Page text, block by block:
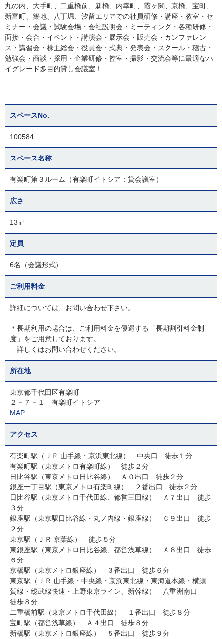
丸の内、大手町、二重橋前、新橋、内幸町、霞ヶ関、京橋、宝町、
新富町、築地、八丁堀、汐留エリアでの社員研修・講座・教室・セ
ミナー・会議・試験会場・会社説明会・ミーティング・各種研修・
面接・会合・イベント・講演会・展示会・販売会・カンファレン
ス・講習会・株主総会・役員会・式典・発表会・スクール・稽古・
勉強会・商談・採用・企業研修・控室・撮影・交流会等に最適なハ
イグレード多目的貸し会議室！
スペースNo.
100584
スペース名称
有楽町第３ルーム（有楽町イトシア：貸会議室）
広さ
13㎡
定員
6名（会議形式）
ご利用料金
詳細については、お問い合わせ下さい。
＊長期利用の場合は、ご利用料金を優遇する「長期割引料金制
度」をご用意しております。
詳しくはお問い合わせください。
所在地
東京都千代田区有楽町
２－７－１ 有楽町イトシア
MAP
アクセス
有楽町駅（ＪＲ 山手線・京浜東北線） 中央口 徒歩１分
有楽町駅（東京メトロ有楽町線） 徒歩２分
日比谷駅（東京メトロ日比谷線） Ａ０出口 徒歩２分
銀座一丁目駅（東京メトロ有楽町線） ２番出口 徒歩２分
日比谷駅（東京メトロ千代田線、都営三田線） Ａ７出口 徒歩
３分
銀座駅（東京駅日比谷線・丸ノ内線・銀座線） Ｃ９出口 徒歩
２分
東京駅（ＪＲ 京葉線） 徒歩５分
東銀座駅（東京メトロ日比谷線、都営浅草線） Ａ８出口 徒歩
６分
京橋駅（東京メトロ銀座線） ３番出口 徒歩６分
東京駅（ＪＲ 山手線・中央線・京浜東北線・東海道本線・横須
賀線・総武線快速・上野東京ライン、新幹線） 八重洲南口
徒歩８分
二重橋前駅（東京メトロ千代田線） １番出口 徒歩８分
宝町駅（都営浅草線） Ａ４出口 徒歩８分
新橋駅（東京メトロ銀座線） ５番出口 徒歩９分